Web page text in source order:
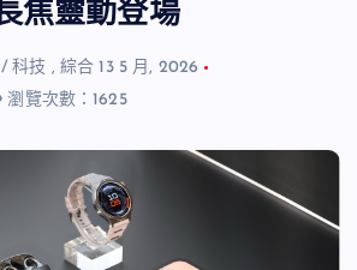
焦靈動登場
科技 , 綜合 13 5 月, 2026
瀏覽次數：1625